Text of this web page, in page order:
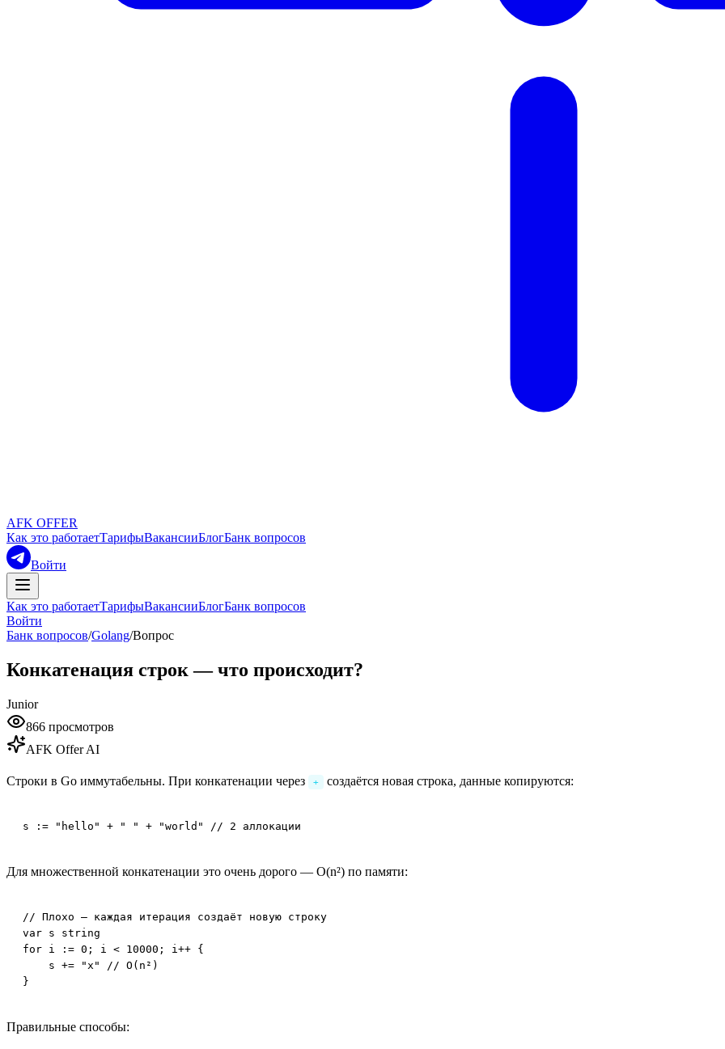
AFK OFFER
Как это работаетТарифыВакансииБлогБанк вопросов
Войти
Как это работаетТарифыВакансииБлогБанк вопросов
Войти
Банк вопросов/Golang/Вопрос
Конкатенация строк — что происходит?
Junior
866 просмотров
AFK Offer AI
Строки в Go иммутабельны. При конкатенации через + создаётся новая строка, данные копируются:
s := "hello" + " " + "world" // 2 аллокации
Для множественной конкатенации это очень дорого — O(n²) по памяти:
// Плохо — каждая итерация создаёт новую строку
var s string
for i := 0; i < 10000; i++ {
    s += "x" // O(n²)
}
Правильные способы: